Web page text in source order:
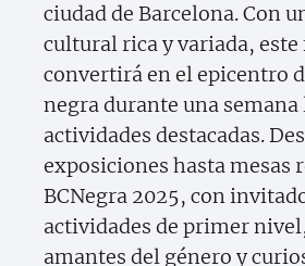
ciudad de Barcelona. Con
cultural rica y variada, este
convertirá en el epicentro
negra durante una semana
actividades destacadas.
exposiciones hasta mesas
BCNegra 2025, con
actividades de primer
amantes del género y